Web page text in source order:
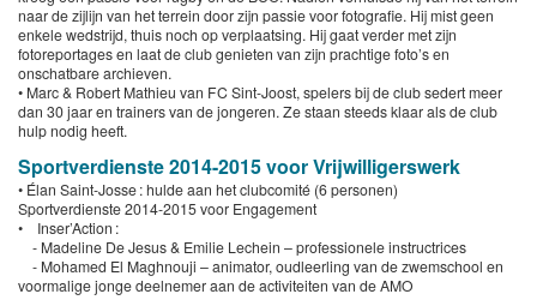
naar de zijlijn van het terrein door zijn passie voor fotografie. Hij mist geen
enkele wedstrijd, thuis noch op verplaatsing. Hij gaat verder met zijn
fotoreportages en laat de club genieten van zijn prachtige foto’s en
onschatbare archieven.
• Marc & Robert Mathieu van FC Sint-Joost, spelers bij de club sedert meer
dan 30 jaar en trainers van de jongeren. Ze staan steeds klaar als de club
hulp nodig heeft.
Sportverdienste 2014-2015 voor Vrijwilligerswerk
• Élan Saint-Josse : hulde aan het clubcomité (6 personen)
Sportverdienste 2014-2015 voor Engagement
• Inser’Action :
- Madeline De Jesus & Emilie Lechein – professionele instructrices
- Mohamed El Maghnouji – animator, oudleerling van de zwemschool en
voormalige jonge deelnemer aan de activiteiten van de AMO